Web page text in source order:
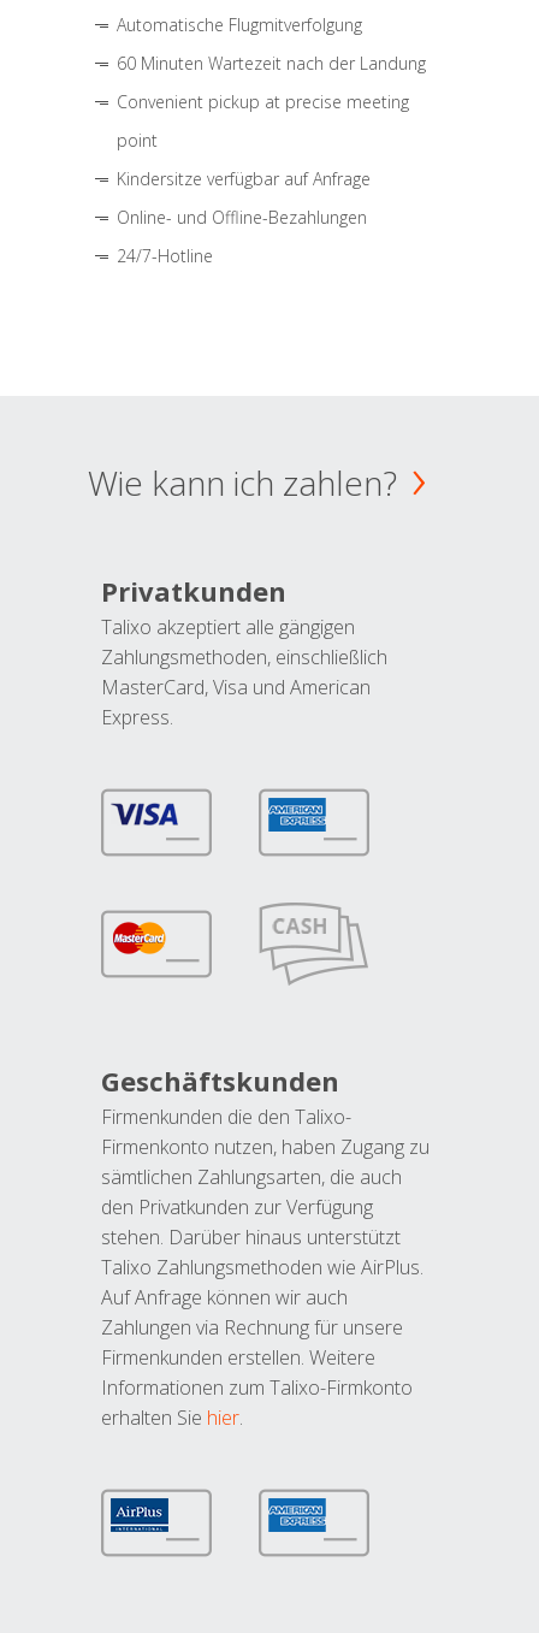
Automatische Flugmitverfolgung
60 Minuten Wartezeit nach der Landung
Convenient pickup at precise meeting
point
Kindersitze verfügbar auf Anfrage
Online- und Offline-Bezahlungen
24/7-Hotline
Wie kann ich zahlen?
Privatkunden
Talixo akzeptiert alle gängigen
Zahlungsmethoden, einschließlich
MasterCard, Visa und American
Express.
Geschäftskunden
Firmenkunden die den Talixo-
Firmenkonto nutzen, haben Zugang zu
sämtlichen Zahlungsarten, die auch
den Privatkunden zur Verfügung
stehen. Darüber hinaus unterstützt
Talixo Zahlungsmethoden wie AirPlus.
Auf Anfrage können wir auch
Zahlungen via Rechnung für unsere
Firmenkunden erstellen. Weitere
Informationen zum Talixo-Firmkonto
erhalten Sie hier.